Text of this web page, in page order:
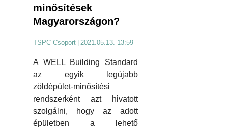
minősítések
Magyarországon?
TSPC Csoport | 2021.05.13. 13:59
A WELL Building Standard
az egyik legújabb
zöldépület-minősítési
rendszerként azt hivatott
szolgálni, hogy az adott
épületben a lehető